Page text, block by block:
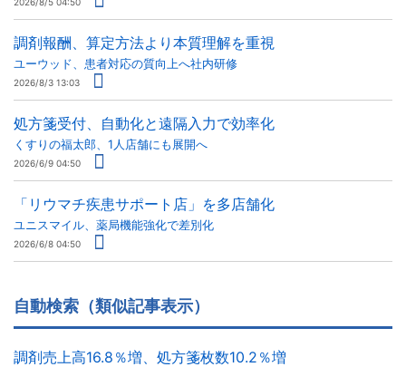
調剤報酬、算定方法より本質理解を重視
ユーウッド、患者対応の質向上へ社内研修
2026/8/3 13:03
処方箋受付、自動化と遠隔入力で効率化
くすりの福太郎、1人店舗にも展開へ
2026/6/9 04:50
「リウマチ疾患サポート店」を多店舗化
ユニスマイル、薬局機能強化で差別化
2026/6/8 04:50
自動検索（類似記事表示）
調剤売上高16.8％増、処方箋枚数10.2％増